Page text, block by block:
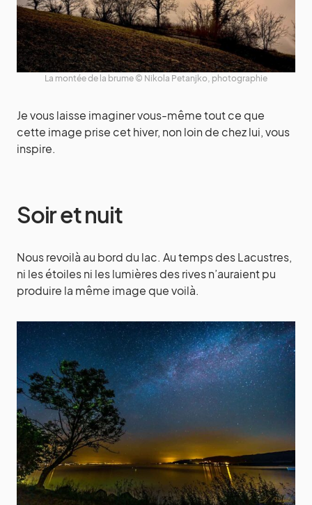
La montée de la brume © Nikola Petanjko, photographie
Je vous laisse imaginer vous-même tout ce que
cette image prise cet hiver, non loin de chez lui, vous
inspire.
Soir et nuit
Nous revoilà au bord du lac. Au temps des Lacustres,
ni les étoiles ni les lumières des rives n’auraient pu
produire la même image que voilà.